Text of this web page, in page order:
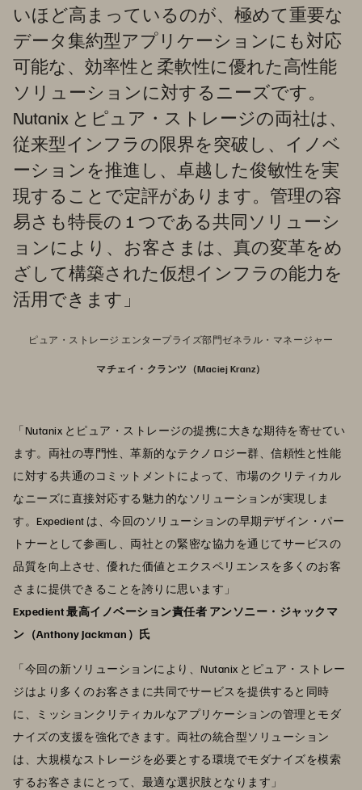
いほど高まっているのが、極めて重要な
データ集約型アプリケーションにも対応
可能な、効率性と柔軟性に優れた高性能
ソリューションに対するニーズです。
Nutanix とピュア・ストレージの両社は、
従来型インフラの限界を突破し、イノベ
ーションを推進し、卓越した俊敏性を実
現することで定評があります。管理の容
易さも特長の 1 つである共同ソリューシ
ョンにより、お客さまは、真の変革をめ
ざして構築された仮想インフラの能力を
活用できます」
ピュア・ストレージ エンタープライズ部門ゼネラル・マネージャー
マチェイ・クランツ（Maciej Kranz）
「Nutanix とピュア・ストレージの提携に大きな期待を寄せてい
ます。両社の専門性、革新的なテクノロジー群、信頼性と性能
に対する共通のコミットメントによって、市場のクリティカル
なニーズに直接対応する魅力的なソリューションが実現しま
す。Expedient は、今回のソリューションの早期デザイン・パー
トナーとして参画し、両社との緊密な協力を通じてサービスの
品質を向上させ、優れた価値とエクスペリエンスを多くのお客
さまに提供できることを誇りに思います」
Expedient 最高イノベーション責任者 アンソニー・ジャックマ
ン（Anthony Jackman）氏
「今回の新ソリューションにより、Nutanix とピュア・ストレー
ジはより多くのお客さまに共同でサービスを提供すると同時
に、ミッションクリティカルなアプリケーションの管理とモダ
ナイズの支援を強化できます。両社の統合型ソリューション
は、大規模なストレージを必要とする環境でモダナイズを模索
するお客さまにとって、最適な選択肢となります」